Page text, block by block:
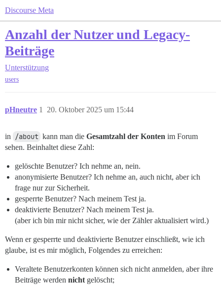
Discourse Meta
Anzahl der Nutzer und Legacy-
Beiträge
Unterstützung
users
pHneutre 20. Oktober 2025 um 15:44
1
in /about kann man die Gesamtzahl der Konten im Forum
sehen. Beinhaltet diese Zahl:
gelöschte Benutzer? Ich nehme an, nein.
anonymisierte Benutzer? Ich nehme an, auch nicht, aber ich
frage nur zur Sicherheit.
gesperrte Benutzer? Nach meinem Test ja.
deaktivierte Benutzer? Nach meinem Test ja.
(aber ich bin mir nicht sicher, wie der Zähler aktualisiert wird.)
Wenn er gesperrte und deaktivierte Benutzer einschließt, wie ich
glaube, ist es mir möglich, Folgendes zu erreichen:
Veraltete Benutzerkonten können sich nicht anmelden, aber ihre
Beiträge werden nicht gelöscht;